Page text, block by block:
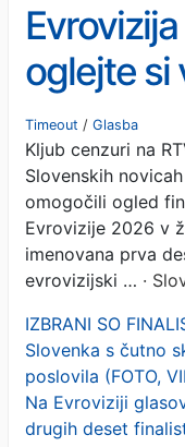
oglejte si
skupaj z
Timeout / Glasba
Kljub cenzuri na
Slovenskih
omogočili ogled
Evrovizije 2026 v
imenovana prva
evrovizijski … ·
IZBRANI SO
Slovenka s čutno
poslovila (FOTO,
Na Evroviziji
drugih deset